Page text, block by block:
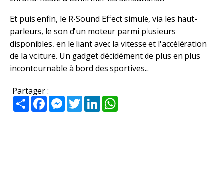
Et puis enfin, le R-Sound Effect simule, via les haut-
parleurs, le son d'un moteur parmi plusieurs
disponibles, en le liant avec la vitesse et l'accélération
de la voiture. Un gadget décidément de plus en plus
incontournable à bord des sportives...
Partager :
PartagerFacebookMessenger
TwitterLinkedIn